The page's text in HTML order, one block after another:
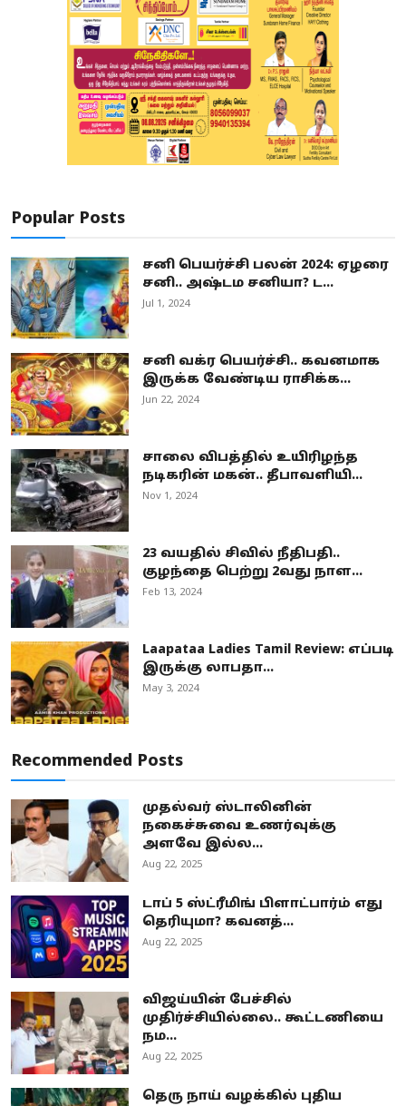
Popular Posts
சனி பெயர்ச்சி பலன் 2024: ஏழரை
சனி.. அஷ்டம சனியா? ட...
Jul 1, 2024
சனி வக்ர பெயர்ச்சி.. கவனமாக
இருக்க வேண்டிய ராசிக்க...
Jun 22, 2024
சாலை விபத்தில் உயிரிழந்த
நடிகரின் மகன்.. தீபாவளியி...
Nov 1, 2024
23 வயதில் சிவில் நீதிபதி..
குழந்தை பெற்று 2வது நாள...
Feb 13, 2024
Laapataa Ladies Tamil Review: எப்படி
இருக்கு லாபதா...
May 3, 2024
Recommended Posts
முதல்வர் ஸ்டாலினின்
நகைச்சுவை உணர்வுக்கு
அளவே இல்ல...
Aug 22, 2025
டாப் 5 ஸ்ட்ரீமிங் பிளாட்பார்ம் எது
தெரியுமா? கவனத்...
Aug 22, 2025
விஜய்யின் பேச்சில்
முதிர்ச்சியில்லை.. கூட்டணியை
நம...
Aug 22, 2025
தெரு நாய் வழக்கில் புதிய